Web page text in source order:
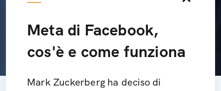
Meta di Facebook,
cos'è e come funziona
Mark Zuckerberg ha deciso di